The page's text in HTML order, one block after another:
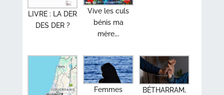
LIVRE : LA DER
DES DER ?
Vive les culs
bénis ma
mère….
Femmes
BÉTHARRAM,